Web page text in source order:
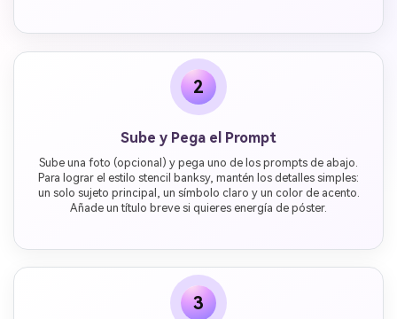
2
Sube y Pega el Prompt
Sube una foto (opcional) y pega uno de los prompts de abajo.
Para lograr el estilo stencil banksy, mantén los detalles simples:
un solo sujeto principal, un símbolo claro y un color de acento.
Añade un título breve si quieres energía de póster.
3